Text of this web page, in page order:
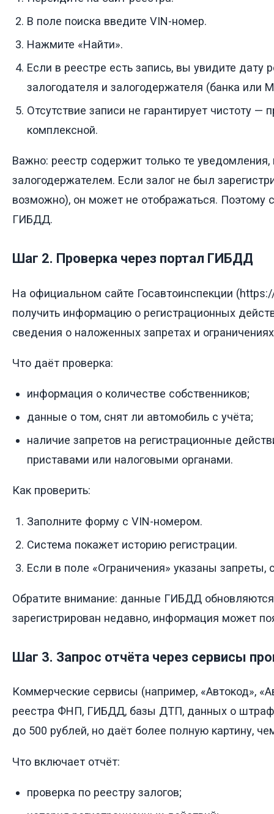
В поле поиска введите VIN-номер.
Нажмите «Найти».
Если в реестре есть запись, вы увидите дату
залогодателя и залогодержателя (банка или
Отсутствие записи не гарантирует чистоту —
комплексной.
Важно: реестр содержит только те
залогодержателем. Если залог не был
возможно), он может не отображаться.
ГИБДД.
Шаг 2. Проверка через портал ГИБДД
На официальном сайте Госавтоинспекции
получить информацию о регистрационных
сведения о наложенных запретах и
Что даёт проверка:
информация о количестве собственников;
данные о том, снят ли автомобиль с учёта;
наличие запретов на регистрационные
приставами или налоговыми органами.
Как проверить:
Заполните форму с VIN-номером.
Система покажет историю регистрации.
Если в поле «Ограничения» указаны запреты,
Обратите внимание: данные ГИБДД
зарегистрирован недавно, информация может
Шаг 3. Запрос отчёта через сервисы
Коммерческие сервисы (например, «Автокод»,
реестра ФНП, ГИБДД, базы ДТП, данных о
до 500 рублей, но даёт более полную картину,
Что включает отчёт:
проверка по реестру залогов;